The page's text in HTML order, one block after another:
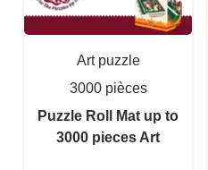
Art puzzle
3000 pièces
Puzzle Roll Mat up to
3000 pieces Art